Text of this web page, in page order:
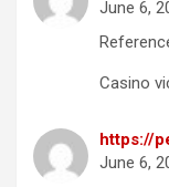
June 6,
Casino
https://
June 6,